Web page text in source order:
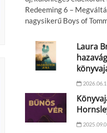
Redeeming 6 –
nagysikerű Boys of
Laura